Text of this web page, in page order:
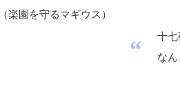
（楽園を守るマギウス ）
“
十七
なん